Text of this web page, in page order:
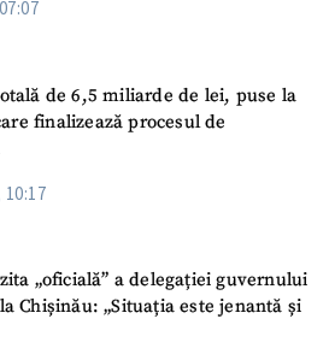
de 6,5 miliarde de lei, puse la
finalizează procesul de
„oficială” a delegației guvernului
Chișinău: „Situația este jenantă și